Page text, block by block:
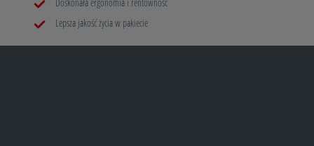
Lepsza jakość życia w pakiecie